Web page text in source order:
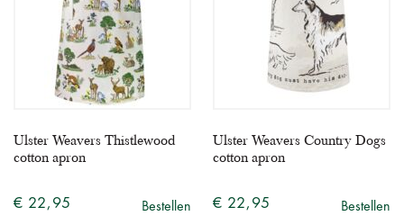
Ulster Weavers Thistlewood
cotton apron
€ 22,95 Bestellen
Ulster Weavers Country Dogs
cotton apron
€ 22,95 Bestellen